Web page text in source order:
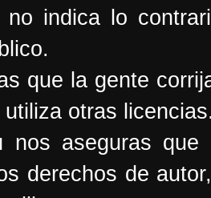
indica lo
que la gente
utiliza otras
nos aseguras
derechos de